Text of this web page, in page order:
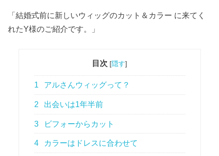
「結婚式前に新しいウィッグのカット＆カラー に来てく
れたY様のご紹介です。」
目次 [隠す]
1 アルさんウィッグって？
2 出会いは1年半前
3 ビフォーからカット
4 カラーはドレスに合わせて